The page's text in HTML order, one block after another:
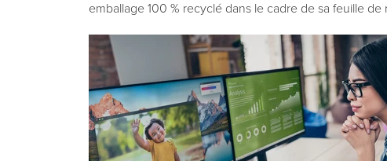
emballage 100 % recyclé dans le cadre de sa feuille